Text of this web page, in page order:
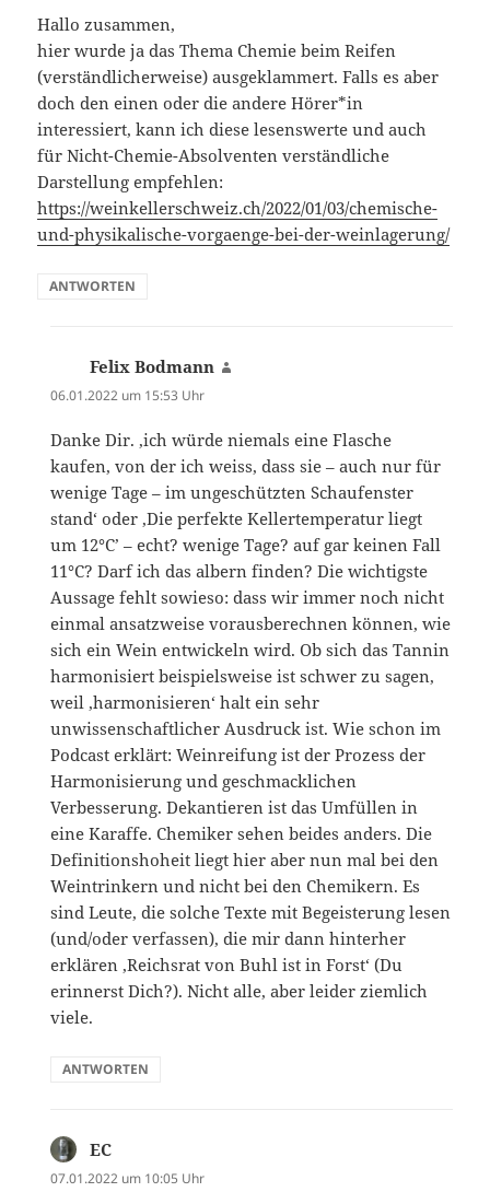
Hallo zusammen,
hier wurde ja das Thema Chemie beim Reifen
(verständlicherweise) ausgeklammert. Falls es aber
doch den einen oder die andere Hörer*in
interessiert, kann ich diese lesenswerte und auch
für Nicht-Chemie-Absolventen verständliche
Darstellung empfehlen:
https://weinkellerschweiz.ch/2022/01/03/chemische-
und-physikalische-vorgaenge-bei-der-weinlagerung/
ANTWORTEN
Felix Bodmann
06.01.2022 um 15:53 Uhr
Danke Dir. ‚ich würde niemals eine Flasche
kaufen, von der ich weiss, dass sie – auch nur für
wenige Tage – im ungeschützten Schaufenster
stand‘ oder ‚Die perfekte Kellertemperatur liegt
um 12°C’ – echt? wenige Tage? auf gar keinen Fall
11°C? Darf ich das albern finden? Die wichtigste
Aussage fehlt sowieso: dass wir immer noch nicht
einmal ansatzweise vorausberechnen können, wie
sich ein Wein entwickeln wird. Ob sich das Tannin
harmonisiert beispielsweise ist schwer zu sagen,
weil ‚harmonisieren‘ halt ein sehr
unwissenschaftlicher Ausdruck ist. Wie schon im
Podcast erklärt: Weinreifung ist der Prozess der
Harmonisierung und geschmacklichen
Verbesserung. Dekantieren ist das Umfüllen in
eine Karaffe. Chemiker sehen beides anders. Die
Definitionshoheit liegt hier aber nun mal bei den
Weintrinkern und nicht bei den Chemikern. Es
sind Leute, die solche Texte mit Begeisterung lesen
(und/oder verfassen), die mir dann hinterher
erklären ‚Reichsrat von Buhl ist in Forst‘ (Du
erinnerst Dich?). Nicht alle, aber leider ziemlich
viele.
ANTWORTEN
EC
07.01.2022 um 10:05 Uhr